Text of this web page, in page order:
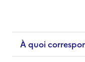
À quoi